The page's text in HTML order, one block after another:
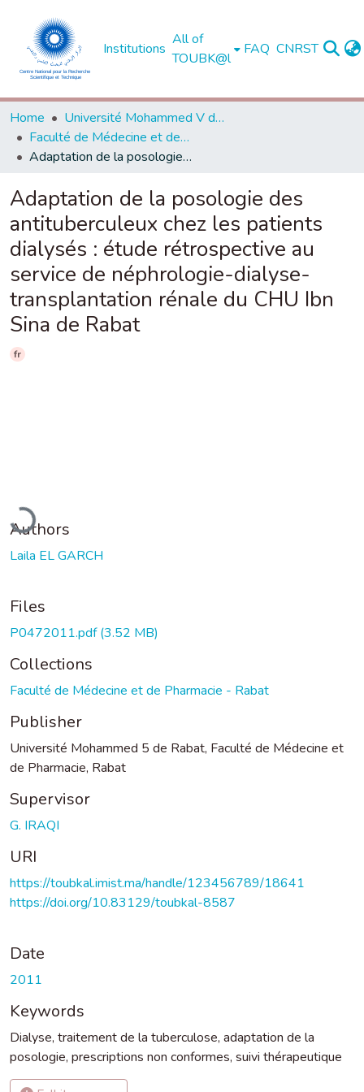
Institutions
All of
TOUBK@l
FAQ CNRST
Home
Université Mohammed V de Rabat
Faculté de Médecine et de Pharmacie - Rabat
Adaptation de la posologie des antituberculeux chez les patients dialysés : étude rétrospective au service de néphrologie-dialyse-transplantation rénale du CHU Ibn Sina de Rabat
Adaptation de la posologie des
antituberculeux chez les patients
dialysés : étude rétrospective au
service de néphrologie-dialyse-
transplantation rénale du CHU Ibn
Sina de Rabat
fr
Loading...
Authors
Laila EL GARCH
Files
P0472011.pdf(3.52 MB)
Collections
Faculté de Médecine et de Pharmacie - Rabat
Publisher
Université Mohammed 5 de Rabat, Faculté de Médecine et
de Pharmacie, Rabat
Supervisor
G. IRAQI
URI
https://toubkal.imist.ma/handle/123456789/18641
https://doi.org/10.83129/toubkal-8587
Date
2011
Keywords
Dialyse, traitement de la tuberculose, adaptation de la
posologie, prescriptions non conformes, suivi thérapeutique